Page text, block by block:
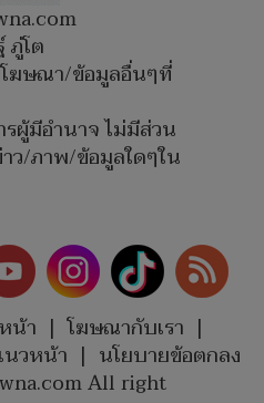
ภู่โต
ฆษณา/ข้อมูลอื่นๆที่
ผู้มีอำนาจ ไม่มีส่วน
ว/ภาพ/ข้อมูลใดๆใน
น้า | โฆษณากับเรา |
วหน้า | นโยบายข้อตกลง
All right